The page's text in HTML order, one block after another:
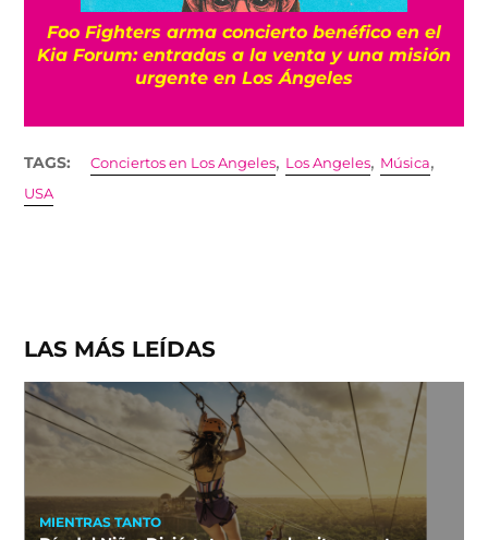
Foo Fighters arma concierto benéfico en el
Kia Forum: entradas a la venta y una misión
urgente en Los Ángeles
TAGS: Conciertos en Los Angeles, Los Angeles, Música,
USA
LAS MÁS LEÍDAS
MIENTRAS TANTO